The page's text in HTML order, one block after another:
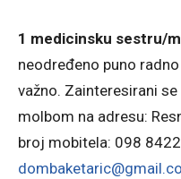
1 medicinsku sestru/
neodređeno puno
važno. Zainteresirani
molbom na adresu:
broj mobitela: 098